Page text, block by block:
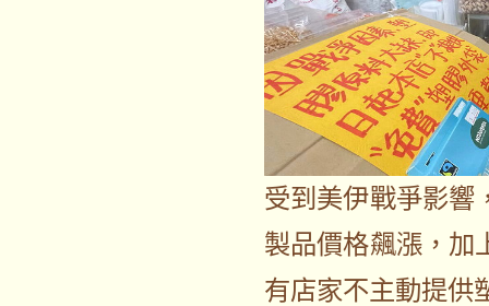
受到美伊戰爭影響
製品價格飆漲，加
有店家不主動提供